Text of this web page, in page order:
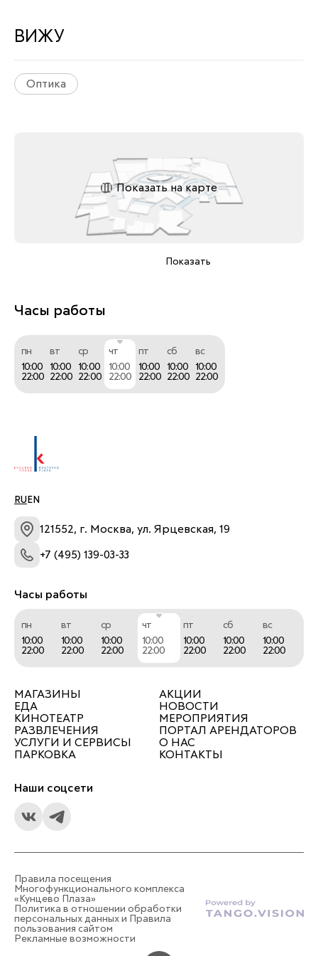
ВИЖУ
Оптика
Показать на карте
Показать
Часы работы
пн
10:00
22:00
вт
10:00
22:00
ср
10:00
22:00
чт
10:00
22:00
пт
10:00
22:00
сб
10:00
22:00
вс
10:00
22:00
RU EN
121552, г. Москва, ул. Ярцевская, 19
+7 (495) 139-03-33
Часы работы
пн
10:00
22:00
вт
10:00
22:00
ср
10:00
22:00
чт
10:00
22:00
пт
10:00
22:00
сб
10:00
22:00
вс
10:00
22:00
МАГАЗИНЫ
ЕДА
КИНОТЕАТР
РАЗВЛЕЧЕНИЯ
УСЛУГИ И СЕРВИСЫ
ПАРКОВКА
АКЦИИ
НОВОСТИ
МЕРОПРИЯТИЯ
ПОРТАЛ АРЕНДАТОРОВ
О НАС
КОНТАКТЫ
Наши соцсети
Правила посещения
Многофункционального комплекса
«Кунцево Плаза»
Политика в отношении обработки
персональных данных и Правила
пользования сайтом
Рекламные возможности